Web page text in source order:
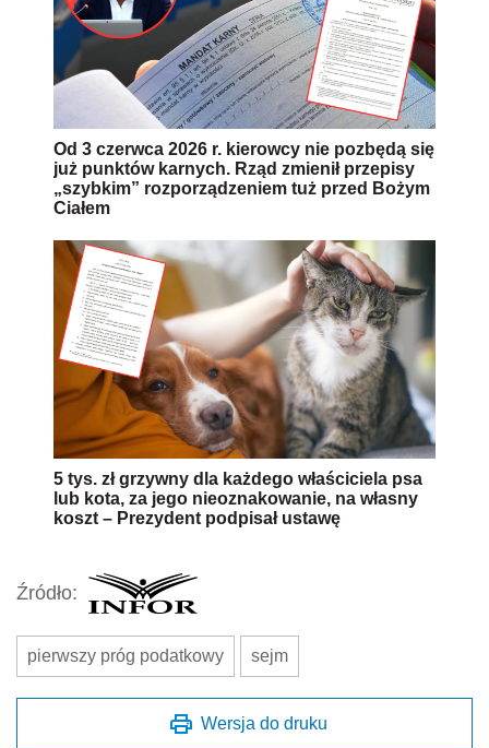
Od 3 czerwca 2026 r. kierowcy nie pozbędą się
już punktów karnych. Rząd zmienił przepisy
„szybkim” rozporządzeniem tuż przed Bożym
Ciałem
5 tys. zł grzywny dla każdego właściciela psa
lub kota, za jego nieoznakowanie, na własny
koszt – Prezydent podpisał ustawę
Źródło:
pierwszy próg podatkowy sejm
Wersja do druku